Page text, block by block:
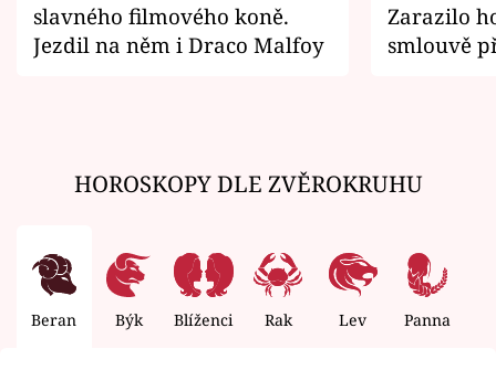
slavného filmového koně.
Jezdil na něm i Draco Malfoy
Zarazilo
smlouvě
HOROSKOPY DLE ZVĚROKRUHU
Beran Býk Blíženci Rak Lev Panna